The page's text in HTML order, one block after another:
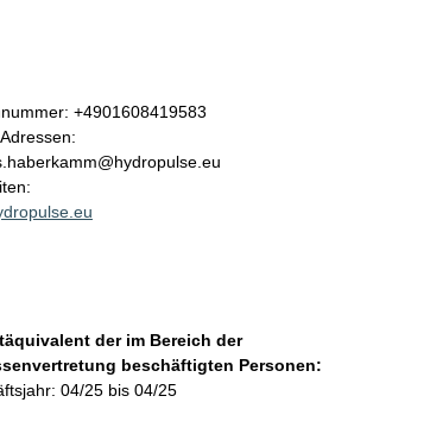
+4901608419583
der im Bereich der
beschäftigten Personen:
04/25 bis 04/25